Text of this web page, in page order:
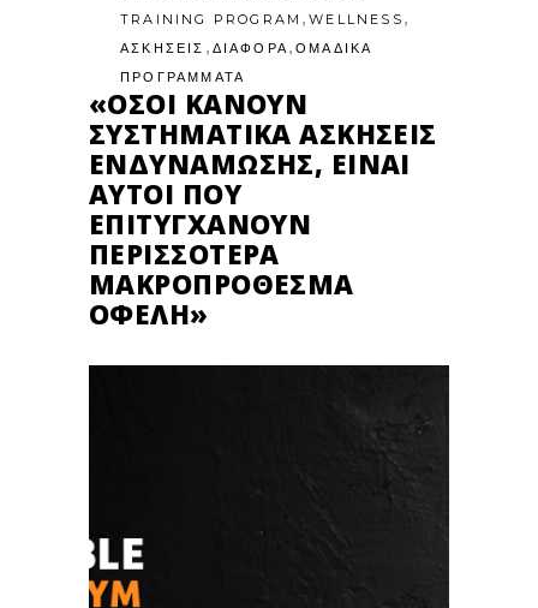
TRAINING PROGRAM ,WELLNESS ,
ΑΣΚΗΣΕΙΣ , ΔΙΑΦΟΡΑ ,ΟΜΑΔΙΚΑ
ΠΡΟΓΡΑΜΜΑΤΑ
«ΌΣΟΙ ΚΆΝΟΥΝ
ΣΥΣΤΗΜΑΤΙΚΆ ΑΣΚΉΣΕΙΣ
ΕΝΔΥΝΆΜΩΣΗΣ, ΕΊΝΑΙ
ΑΥΤΟΊ ΠΟΥ
ΕΠΙΤΥΓΧΆΝΟΥΝ
ΠΕΡΙΣΣΌΤΕΡΑ
ΜΑΚΡΟΠΡΌΘΕΣΜΑ
ΟΦΈΛΗ»